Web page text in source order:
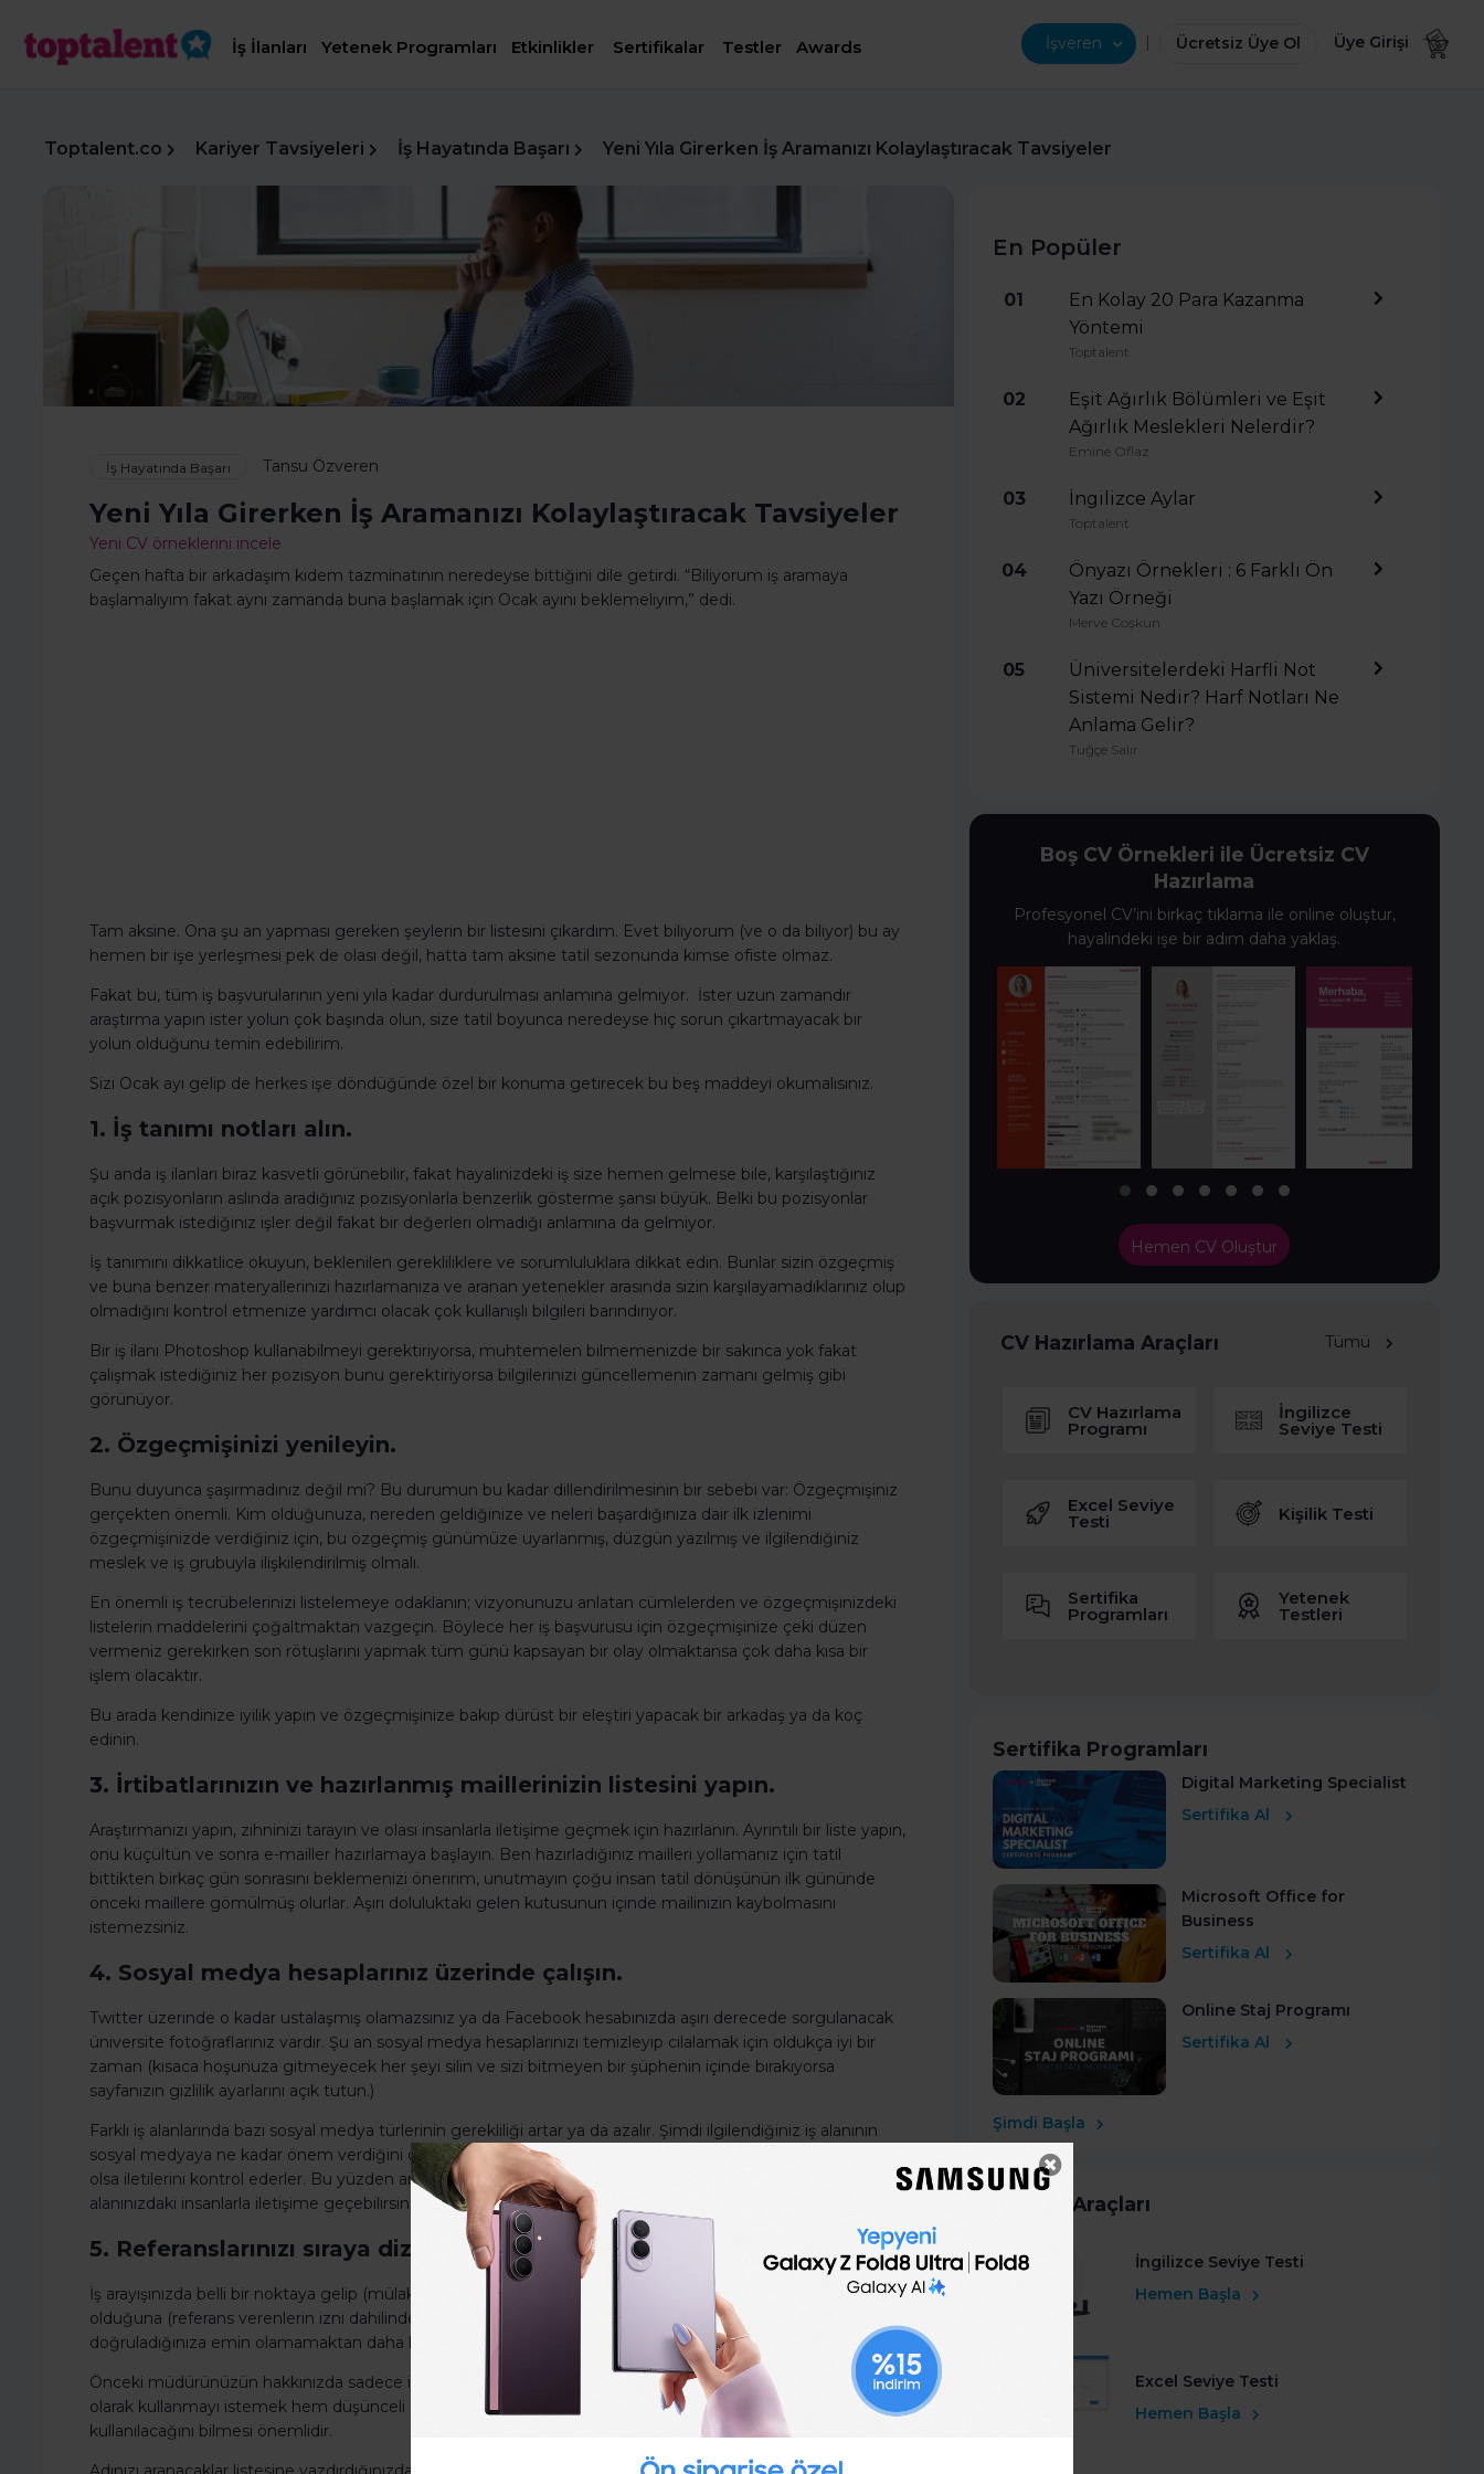
İş İlanları Yetenek Programları Etkinlikler Sertifikalar Testler Awards İşveren | Ücretsiz Üye Ol Üye Girişi
Toptalent.co Kariyer Tavsiyeleri İş Hayatında Başarı Yeni Yıla Girerken İş Aramanızı Kolaylaştıracak Tavsiyeler
İş Hayatında Başarı Tansu Özveren
Yeni Yıla Girerken İş Aramanızı Kolaylaştıracak Tavsiyeler
Yeni CV örneklerini incele
Geçen hafta bir arkadaşım kıdem tazminatının neredeyse bittiğini dile getirdi. “Biliyorum iş aramaya
başlamalıyım fakat aynı zamanda buna başlamak için Ocak ayını beklemeliyim,” dedi.
Tam aksine. Ona şu an yapması gereken şeylerin bir listesini çıkardım. Evet biliyorum (ve o da biliyor) bu ay
hemen bir işe yerleşmesi pek de olası değil, hatta tam aksine tatil sezonunda kimse ofiste olmaz.
Fakat bu, tüm iş başvurularının yeni yıla kadar durdurulması anlamına gelmiyor. İster uzun zamandır
araştırma yapın ister yolun çok başında olun, size tatil boyunca neredeyse hiç sorun çıkartmayacak bir
yolun olduğunu temin edebilirim.
Sizi Ocak ayı gelip de herkes işe döndüğünde özel bir konuma getirecek bu beş maddeyi okumalısınız.
1. İş tanımı notları alın.
Şu anda iş ilanları biraz kasvetli görünebilir, fakat hayalinizdeki iş size hemen gelmese bile, karşılaştığınız
açık pozisyonların aslında aradığınız pozisyonlarla benzerlik gösterme şansı büyük. Belki bu pozisyonlar
başvurmak istediğiniz işler değil fakat bir değerleri olmadığı anlamına da gelmiyor.
İş tanımını dikkatlice okuyun, beklenilen gerekliliklere ve sorumluluklara dikkat edin. Bunlar sizin özgeçmiş
ve buna benzer materyallerinizi hazırlamanıza ve aranan yetenekler arasında sizin karşılayamadıklarınız olup
olmadığını kontrol etmenize yardımcı olacak çok kullanışlı bilgileri barındırıyor.
Bir iş ilanı Photoshop kullanabilmeyi gerektiriyorsa, muhtemelen bilmemenizde bir sakınca yok fakat
çalışmak istediğiniz her pozisyon bunu gerektiriyorsa bilgilerinizi güncellemenin zamanı gelmiş gibi
görünüyor.
2. Özgeçmişinizi yenileyin.
Bunu duyunca şaşırmadınız değil mi? Bu durumun bu kadar dillendirilmesinin bir sebebi var: Özgeçmişiniz
gerçekten önemli. Kim olduğunuza, nereden geldiğinize ve neleri başardığınıza dair ilk izlenimi
özgeçmişinizde verdiğiniz için, bu özgeçmiş günümüze uyarlanmış, düzgün yazılmış ve ilgilendiğiniz
meslek ve iş grubuyla ilişkilendirilmiş olmalı.
En önemli iş tecrübelerinizi listelemeye odaklanın; vizyonunuzu anlatan cümlelerden ve özgeçmişinizdeki
listelerin maddelerini çoğaltmaktan vazgeçin. Böylece her iş başvurusu için özgeçmişinize çeki düzen
vermeniz gerekirken son rötuşlarını yapmak tüm günü kapsayan bir olay olmaktansa çok daha kısa bir
işlem olacaktır.
Bu arada kendinize iyilik yapın ve özgeçmişinize bakıp dürüst bir eleştiri yapacak bir arkadaş ya da koç
edinin.
3. İrtibatlarınızın ve hazırlanmış maillerinizin listesini yapın.
Araştırmanızı yapın, zihninizi tarayın ve olası insanlarla iletişime geçmek için hazırlanın. Ayrıntılı bir liste yapın,
onu küçültün ve sonra e-mailler hazırlamaya başlayın. Ben hazırladığınız mailleri yollamanız için tatil
bittikten birkaç gün sonrasını beklemenizi öneririm, unutmayın çoğu insan tatil dönüşünün ilk gününde
önceki maillere gömülmüş olurlar. Aşırı doluluktaki gelen kutusunun içinde mailinizin kaybolmasını
istemezsiniz.
4. Sosyal medya hesaplarınız üzerinde çalışın.
Twitter üzerinde o kadar ustalaşmış olamazsınız ya da Facebook hesabınızda aşırı derecede sorgulanacak
üniversite fotoğraflarınız vardır. Şu an sosyal medya hesaplarınızı temizleyip cilalamak için oldukça iyi bir
zaman (kısaca hoşunuza gitmeyecek her şeyi silin ve sizi bitmeyen bir şüphenin içinde bırakıyorsa
sayfanızın gizlilik ayarlarını açık tutun.)
Farklı iş alanlarında bazı sosyal medya türlerinin gerekliliği artar ya da azalır. Şimdi ilgilendiğiniz iş alanının
sosyal medyaya ne kadar önem verdiğini öğrenin ve ona göre hareket edin. Çoğu insan ofis dışında bile
olsa iletilerini kontrol ederler. Bu yüzden araştırmanızda size yardımcı olacak yerlerde aktif olabilir ve iş
alanınızdaki insanlarla iletişime geçebilirsiniz.
5. Referanslarınızı sıraya dizin.
İş arayışınızda belli bir noktaya gelip (mülakat sonrası için referans talebi, evet!) somut referanslarınızın
olduğuna (referans verenlerin izni dahilinde) ve önceden bahsi geçen referansların iletişim bilgilerini
doğruladığınıza emin olamamaktan daha kötü bir şey yok.
Önceki müdürünüzün hakkınızda sadece iyi şeyler söylediğinden emin olmak yeterli değil. Birini referans
olarak kullanmayı istemek hem düşünceli hem de profesyonel bir harekettir ve referans sahibinin de adının
kullanılacağını bilmesi önemlidir.
En Popüler
01
En Kolay 20 Para Kazanma
Yöntemi
Toptalent
02
Eşit Ağırlık Bölümleri ve Eşit
Ağırlık Meslekleri Nelerdir?
Emine Oflaz
03 İngilizce Aylar
Toptalent
04
Önyazı Örnekleri : 6 Farklı Ön
Yazı Örneği
Merve Coşkun
05
Üniversitelerdeki Harfli Not
Sistemi Nedir? Harf Notları Ne
Anlama Gelir?
Tuğçe Salır
Boş CV Örnekleri ile Ücretsiz CV
Hazırlama
Profesyonel CV’ini birkaç tıklama ile online oluştur,
hayalindeki işe bir adım daha yaklaş.
Hemen CV Oluştur
CV Hazırlama Araçları Tümü
CV Hazırlama
Programı
İngilizce
Seviye Testi
Excel Seviye
Testi Kişilik Testi
Sertifika
Programları
Yetenek
Testleri
Sertifika Programları
Digital Marketing Specialist
Sertifika Al
Microsoft Office for
Business
Sertifika Al
Online Staj Programı
Sertifika Al
Şimdi Başla
Kariyer Araçları
İngilizce Seviye Testi
Hemen Başla
Excel Seviye Testi
Hemen Başla